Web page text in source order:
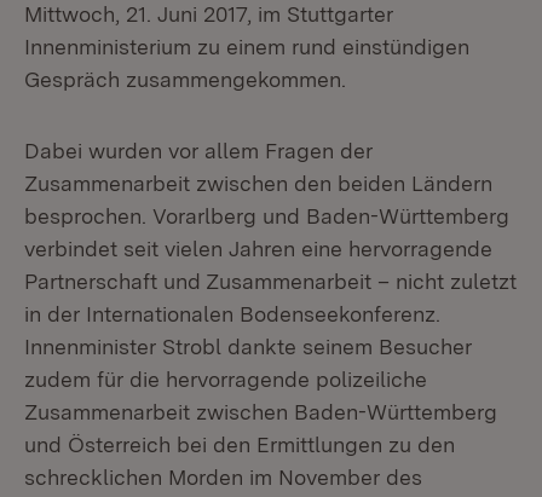
Mittwoch, 21. Juni 2017, im Stuttgarter
Innenministerium zu einem rund einstündigen
Gespräch zusammengekommen.
Dabei wurden vor allem Fragen der
Zusammenarbeit zwischen den beiden Ländern
besprochen. Vorarlberg und Baden-Württemberg
verbindet seit vielen Jahren eine hervorragende
Partnerschaft und Zusammenarbeit – nicht zuletzt
in der Internationalen Bodenseekonferenz.
Innenminister Strobl dankte seinem Besucher
zudem für die hervorragende polizeiliche
Zusammenarbeit zwischen Baden-Württemberg
und Österreich bei den Ermittlungen zu den
schrecklichen Morden im November des